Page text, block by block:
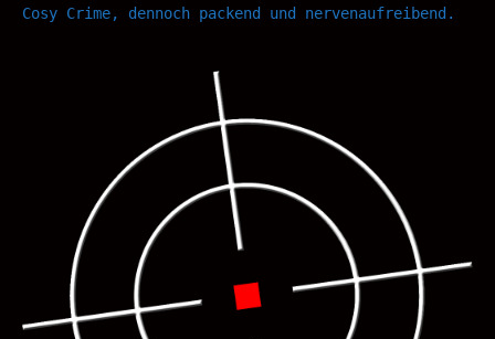
Cosy Crime, dennoch packend und nervenaufreibend.